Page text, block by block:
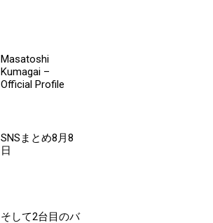
Masatoshi
Kumagai –
Official Profile
SNSまとめ8月8
日
そして2台目のバ